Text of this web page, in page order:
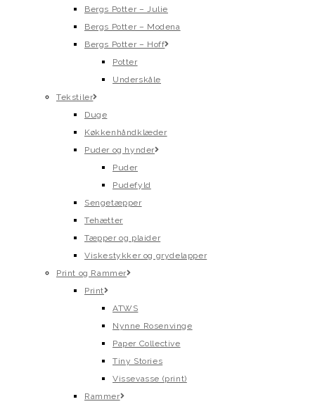
Bergs Potter – Julie
Bergs Potter – Modena
Bergs Potter – Hoff
Potter
Underskåle
Tekstiler
Duge
Køkkenhåndklæder
Puder og hynder
Puder
Pudefyld
Sengetæpper
Tehætter
Tæpper og plaider
Viskestykker og grydelapper
Print og Rammer
Print
ATWS
Nynne Rosenvinge
Paper Collective
Tiny Stories
Vissevasse (print)
Rammer